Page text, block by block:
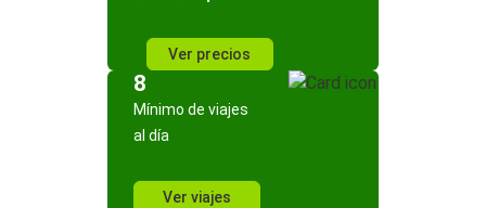
Ver precios
8
Mínimo de viajes
al día
Ver viajes